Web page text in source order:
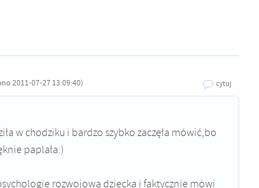
2011-07-27 13:09:40) cytuj
w chodziku i bardzo szybko zaczęła mówić,bo
paplała:)
rozwojową dziecka i faktycznie mówi